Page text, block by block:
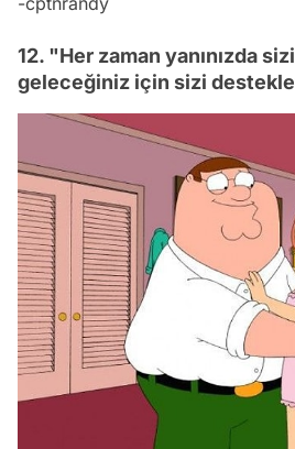
12. "Her zaman yanınızda
geleceğiniz için sizi